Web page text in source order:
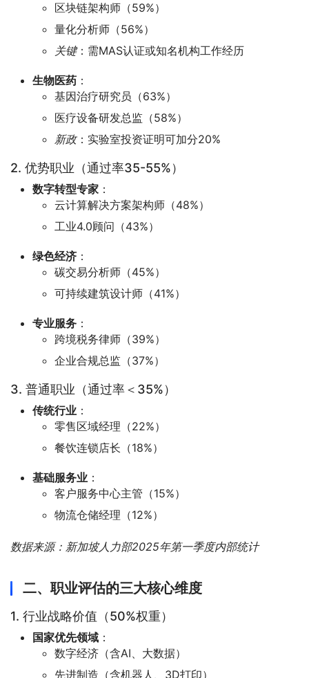
区块链架构师（59%）
量化分析师（56%）
关键：需MAS认证或知名机构工作经历
生物医药 ：
基因治疗研究员（63%）
医疗设备研发总监（58%）
新政：实验室投资证明可加分20%
2. 优势职业（通过率35-55%）
数字转型专家 ：
云计算解决方案架构师（48%）
工业4.0顾问（43%）
绿色经济 ：
碳交易分析师（45%）
可持续建筑设计师（41%）
专业服务 ：
跨境税务律师（39%）
企业合规总监（37%）
3. 普通职业（通过率＜35%）
传统行业 ：
零售区域经理（22%）
餐饮连锁店长（18%）
基础服务业 ：
客户服务中心主管（15%）
物流仓储经理（12%）
数据来源：新加坡人力部2025年第一季度内部统计
二、职业评估的三大核心维度
1. 行业战略价值（50%权重）
国家优先领域 ：
数字经济（含AI、大数据）
先进制造（含机器人、3D打印）